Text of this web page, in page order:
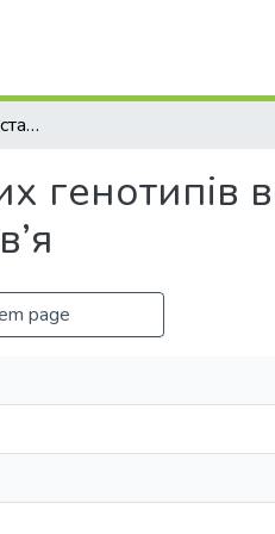
Ефективність використання м’ясних генотипів великої рогатої худоби в степовій зоні Придніпров’я
генотипів
page